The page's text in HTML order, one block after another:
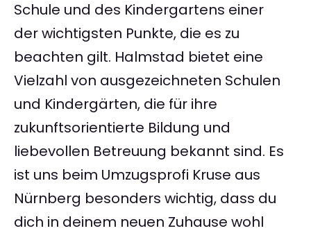
Schule und des Kindergartens einer
der wichtigsten Punkte, die es zu
beachten gilt. Halmstad bietet eine
Vielzahl von ausgezeichneten Schulen
und Kindergärten, die für ihre
zukunftsorientierte Bildung und
liebevollen Betreuung bekannt sind. Es
ist uns beim Umzugsprofi Kruse aus
Nürnberg besonders wichtig, dass du
dich in deinem neuen Zuhause wohl